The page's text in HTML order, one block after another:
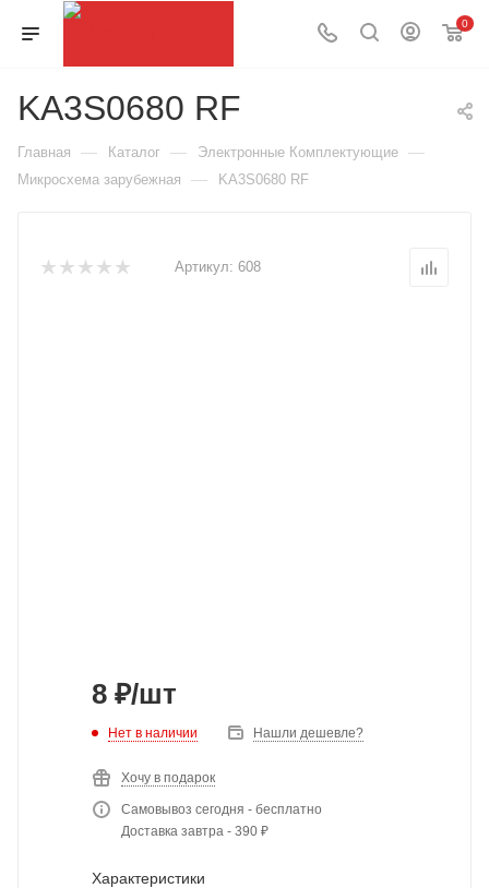
0
KA3S0680 RF
Главная — Каталог — Электронные Комплектующие —
Микросхема зарубежная — KA3S0680 RF
Артикул: 608
8 ₽/шт
Нет в наличии Нашли дешевле?
Хочу в подарок
Самовывоз сегодня - бесплатно
Доставка завтра - 390 ₽
Характеристики